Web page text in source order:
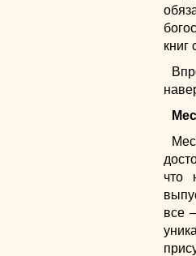
книг
что
все